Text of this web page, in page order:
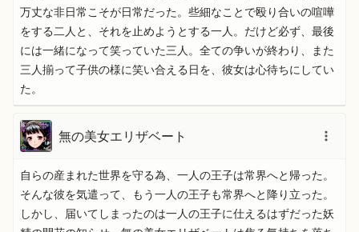
万丈な非日常こそが日常だった。些細なことで殴り合いの喧嘩
をする二人と、それを止めようとする一人。だけど必ず、最後
には一緒になって笑っていた三人。全ての争いが終わり、また
三人揃って子供の様に笑い合える日を、彼女は心待ちにしてい
た。
無の美女エリザベート
自らの産まれた世界を守る為、一人の王子は常界へと帰った。
そんな彼を気遣って、もう一人の王子も常界へと降り立った。
しかし、届いてしまったのは一人の王子に仕えるはずだった妖